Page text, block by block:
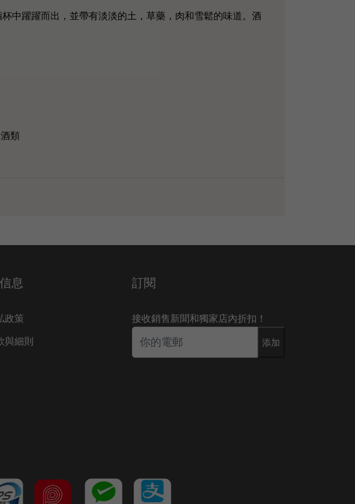
杯中躍躍而出，並帶有淡淡的土，草藥，肉和雪鬆的味道。酒
類
息
政策
與細則
訂閱
接收銷售新聞和獨家店內折扣！
添加